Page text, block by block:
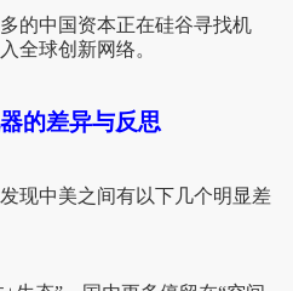
的中国资本正在硅谷寻找机
全球创新网络。
的差异与反思
现中美之间有以下几个明显差